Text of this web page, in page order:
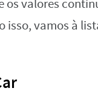
os valores
isso, vamos à